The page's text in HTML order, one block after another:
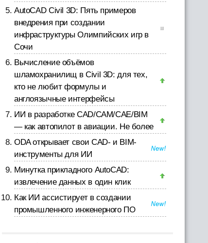
AutoCAD Civil 3D: Пять примеров
внедрения при создании
инфраструктуры Олимпийских игр в
Сочи
Вычисление объёмов
шламохранилищ в Civil 3D: для тех,
кто не любит формулы и
англоязычные интерфейсы
ИИ в разработке CAD/CAM/CAE/BIM
— как автопилот в авиации. Не более
ODA открывает свои CAD- и BIM-
инструменты для ИИ
Минутка прикладного AutoCAD:
извлечение данных в один клик
Как ИИ ассистирует в создании
промышленного инженерного ПО